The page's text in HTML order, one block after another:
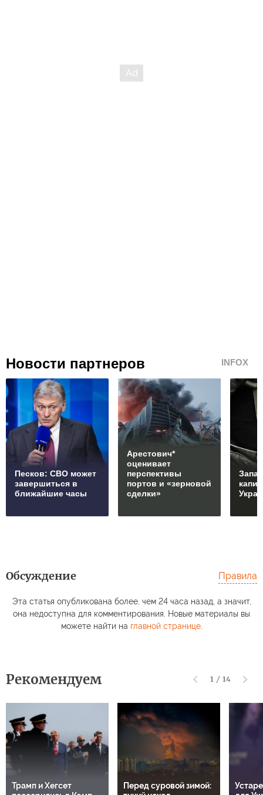
Новости партнеров INFOX
Песков: СВО может
завершиться в
ближайшие часы
Арестович*
оценивает
перспективы
портов и «зерновой
сделки»
Обсуждение Правила
Эта статья опубликована более, чем 24 часа назад, а значит,
она недоступна для комментирования. Новые материалы вы
можете найти на главной странице.
Рекомендуем 1 / 14
Трамп и Хегсет
Перед суровой зимой: